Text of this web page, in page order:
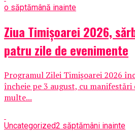
o săptămână inainte
Ziua Timișoarei 2026,
patru zile de evenimente
Programul Zilei Timișoarei 2026
încheie pe 3 august, cu
multe...
Uncategorized2 săptămâni inainte